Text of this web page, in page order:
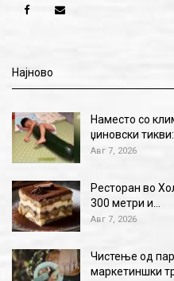
Најново
Наместо со
џиновски
Авг 7, 2026
Ресторан во
300 метри и…
Авг 7, 2026
Чистење од
маркетиншки